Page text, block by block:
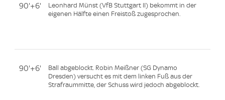
90'+6'
Leonhard Münst (VfB Stuttgart II) bekommt in der
eigenen Hälfte einen Freistoß zugesprochen.
90'+6'
Ball abgeblockt. Robin Meißner (SG Dynamo
Dresden) versucht es mit dem linken Fuß aus der
Strafraummitte, der Schuss wird jedoch abgeblockt.